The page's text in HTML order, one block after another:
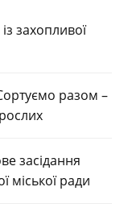
захопливої
разом –
засідання
міської ради